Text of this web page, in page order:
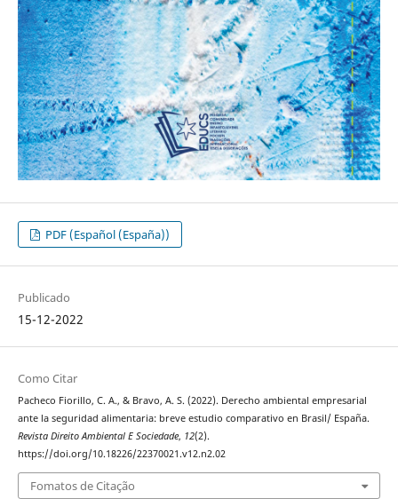
PDF (Español (España))
Publicado
15-12-2022
Como Citar
Pacheco Fiorillo, C. A., & Bravo, A. S. (2022). Derecho ambiental empresarial
ante la seguridad alimentaria: breve estudio comparativo en Brasil/ España.
Revista Direito Ambiental E Sociedade, 12(2).
https://doi.org/10.18226/22370021.v12.n2.02
Fomatos de Citação